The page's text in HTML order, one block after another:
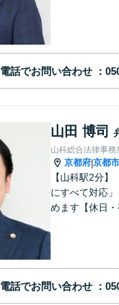
電話でお問い合わせ
山田 博司
山科総合法律事務
京都府|京都
【山科駅2分
にすべて対応
めます【休日・
電話でお問い合わせ